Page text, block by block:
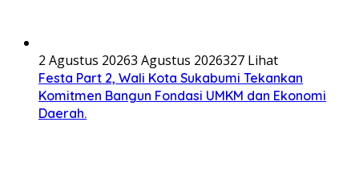
2 Agustus 20263 Agustus 2026327 Lihat
Festa Part 2, Wali Kota Sukabumi Tekankan
Komitmen Bangun Fondasi UMKM dan Ekonomi
Daerah.